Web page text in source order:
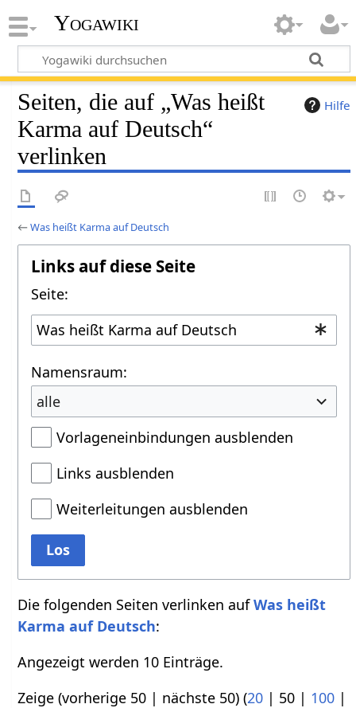
Yogawiki
Hilfe
Seiten, die auf „Was heißt
Karma auf Deutsch“
verlinken
←Was heißt Karma auf Deutsch
Links auf diese Seite
Seite:
Namensraum:
alle
Vorlageneinbindungen ausblenden
Links ausblenden
Weiterleitungen ausblenden
Los
Die folgenden Seiten verlinken aufWas heißt
Karma auf Deutsch:
Angezeigt werden 10 Einträge.
Zeige (vorherige 50 | nächste 50) (20 | 50 | 100 |